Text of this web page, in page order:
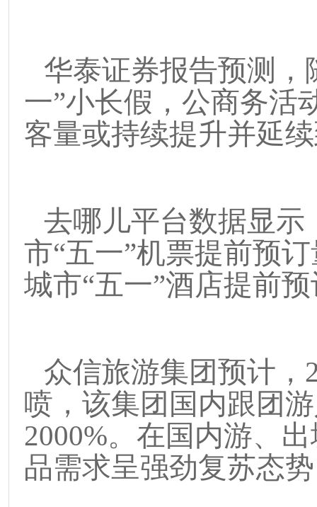
华泰证券报告预测
一”小长假，公商务活
客量或持续提升并延
去哪儿平台数据显示
市“五一”机票提前预
城市“五一”酒店提前
众信旅游集团预计，
喷，该集团国内跟团
2000%。在国内游、
品需求呈强劲复苏态